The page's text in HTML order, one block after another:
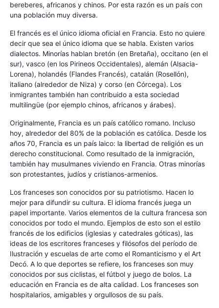
bereberes, africanos y chinos. Por esta razón es un país con
una población muy diversa.
El francés es el único idioma oficial en Francia. Esto no quiere
decir que sea el único idioma que se habla. Existen varios
dialectos. Minorías hablan bretón (en Bretaña), occitano (en el
sur), vasco (en los Pirineos Occidentales), alemán (Alsacia-
Lorena), holandés (Flandes Francés), catalán (Rosellón),
italiano (alrededor de Niza) y corso (en Córcega). Los
inmigrantes también han contribuido a esta sociedad
multilingüe (por ejemplo chinos, africanos y árabes).
Originalmente, Francia es un país católico romano. Incluso
hoy, alrededor del 80% de la población es católica. Desde los
años 70, Francia es un país laico: la libertad de religión es un
derecho constitucional. Como resultado de la inmigración,
también hay musulmanes viviendo en Francia. Otras minorías
son protestantes, judíos y cristianos-armenios.
Los franceses son conocidos por su patriotismo. Hacen lo
mejor para difundir su cultura. El idioma francés juega un
papel importante. Varios elementos de la cultura francesa son
conocidos por todo el mundo. Ejemplos de esto son el estilo
francés de los edificios (iglesias y catedrales góticas), las
ideas de los escritores franceses y filósofos del período de
Ilustración y escuelas de arte como el Romanticismo y el Art
Decó. A lo que deportes se refiere, los franceses son muy
conocidos por sus ciclistas, el fútbol y juego de bolos. La
educación en Francia es de alta calidad. Los franceses son
hospitalarios, amigables y orgullosos de su país.